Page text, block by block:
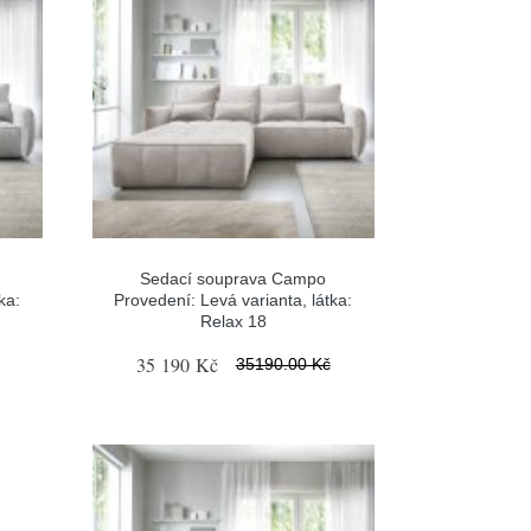
Sedací souprava Campo
Provedení: Levá varianta, látka:
Relax 18
35 190 Kč 35190.00 Kč